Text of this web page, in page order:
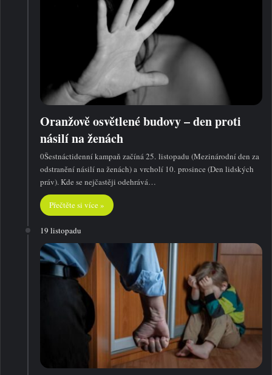
Oranžově osvětlené budovy – den proti
násilí na ženách
0Šestnáctidenní kampaň začíná 25. listopadu (Mezinárodní den za
odstranění násilí na ženách) a vrcholí 10. prosince (Den lidských
práv). Kde se nejčastěji odehrává…
Přečtěte si více »
19 listopadu